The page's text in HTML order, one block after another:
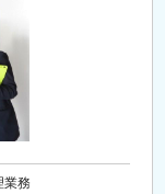
業務